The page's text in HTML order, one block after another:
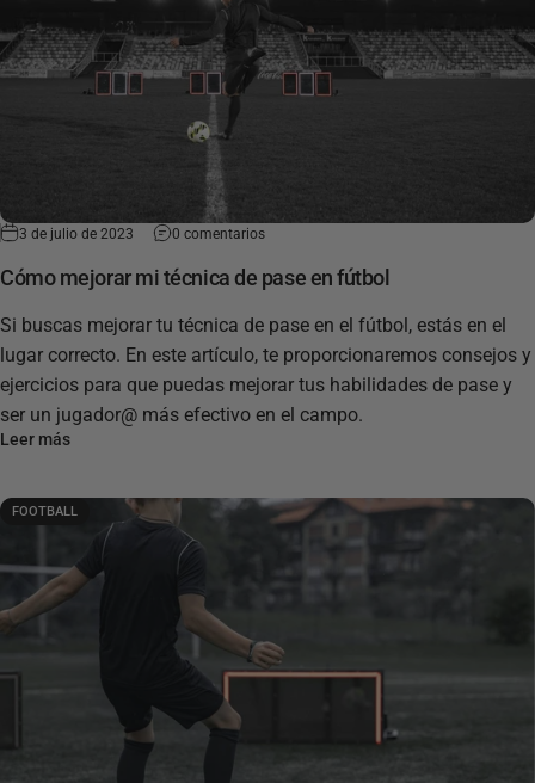
3 de julio de 2023 0 comentarios
Cómo mejorar mi técnica de pase en fútbol
Si buscas mejorar tu técnica de pase en el fútbol, ​​estás en el
lugar correcto. En este artículo, te proporcionaremos consejos y
ejercicios para que puedas mejorar tus habilidades de pase y
ser un jugador@ más efectivo en el campo.
Leer más
FOOTBALL